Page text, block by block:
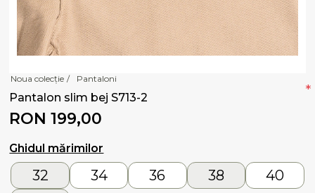
Noua colecție / Pantaloni
Pantalon slim bej S713-2
RON 199,00
Ghidul mărimilor
*
32 34 36 38
40